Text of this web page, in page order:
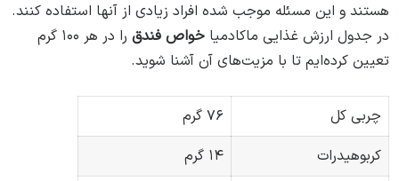
هستند و این مسئله موجب شده افراد زیادی از آنها استفاده کنند.
در جدول ارزش غذایی ماکادمیا خواص فندق
را در هر ۱۰۰ گرم
تعیین کرده‌ایم تا با مزیت‌های آن آشنا شوید.
چربی کل
۷۶ گرم
کربوهیدرات
۱۴ گرم